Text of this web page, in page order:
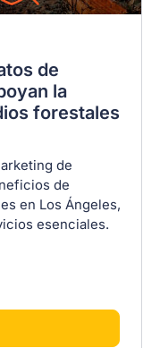
de
la
forestales
de
de
en Los Ángeles,
esenciales.